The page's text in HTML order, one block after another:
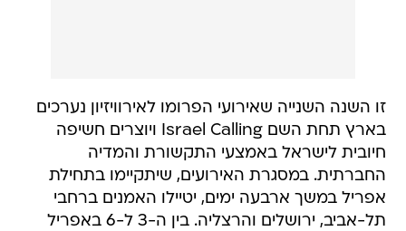
זו השנה השנייה שאירועי הפרומו לאירוויזיון נערכים
בארץ תחת השם Israel Calling ויוצרים חשיפה
חיובית לישראל באמצעי התקשורת והמדיה
החברתית. במסגרת האירועים, שיתקיימו בתחילת
אפריל במשך ארבעה ימים, יטיילו האמנים ברחבי
תל-אביב, ירושלים והרצליה. בין ה-3 ל-6 באפריל